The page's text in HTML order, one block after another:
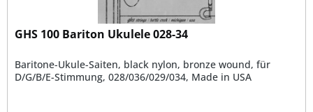
GHS 100 Bariton Ukulele 028-34
Baritone-Ukule-Saiten, black nylon, bronze wound, für
D/G/B/E-Stimmung, 028/036/029/034, Made in USA